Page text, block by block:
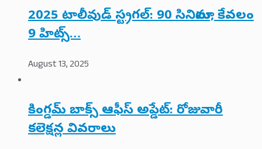
2025 టాలీవుడ్ స్ట్రగల్: 90 సినిమాలు, కేవలం
9 హిట్స్…
August 13, 2025
కింగ్డమ్ బాక్స్ ఆఫీస్ అప్డేట్: రోజువారీ
కలెక్షన్ల వివరాలు